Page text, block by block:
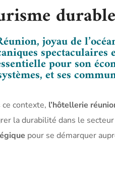
joyau de
pour son
et ses
ce contexte, l’hôtellerie
la durabilité dans le
pour se démarquer